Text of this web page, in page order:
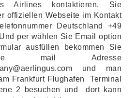
Airlines kontaktieren. Sie
offiziellen Webseite im Kontakt
Deutschland +49
per wählen Sie Email option
ausfüllen bekommen Sie
e mail Adresse
und man
Frankfurt Flughafen Terminal
2 besuchen und dort kann